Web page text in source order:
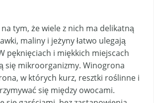
tym, że wiele z nich ma delikatną
maliny i jeżyny łatwo ulegają
pęknięciach i miękkich miejscach
się mikroorganizmy. Winogrona
w których kurz, resztki roślinne i
się między owocami.